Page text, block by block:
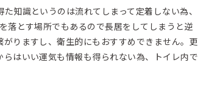
知識というのは流れてしまって定着しない為、
落とす場所でもあるので長居をしてしまうと逆
りますし、衛生的にもおすすめできません。更
はいい運気も情報も得られない為、トイレ内で